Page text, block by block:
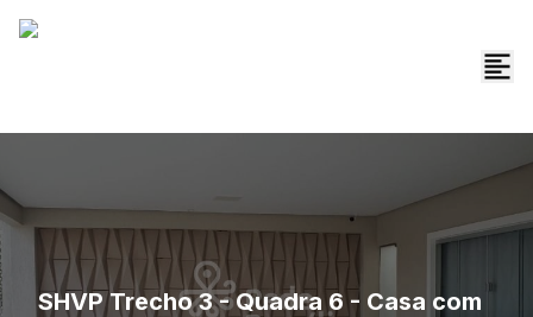
SHVP Trecho 3 - Quadra 6 - Casa com